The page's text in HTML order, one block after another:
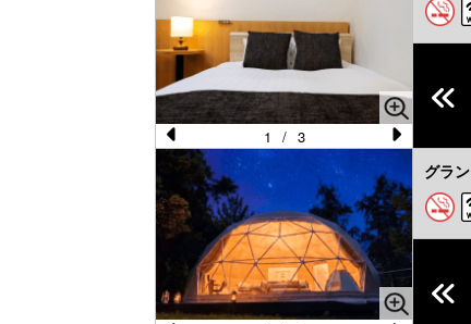
vi
o
u
s
Pr
e
vi
u
N
e
xt
1 / 3
グラ